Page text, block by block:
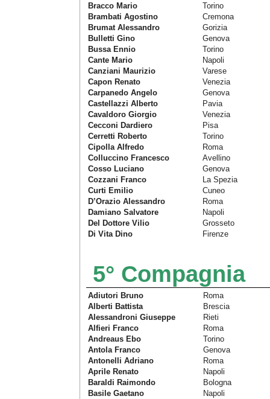
Bracco Mario
Torino
Brambati Agostino
Cremona
Brumat Alessandro
Gorizia
Bulletti Gino
Genova
Bussa Ennio
Torino
Cante Mario
Napoli
Canziani Maurizio
Varese
Capon Renato
Venezia
Carpanedo Angelo
Genova
Castellazzi Alberto
Pavia
Cavaldoro Giorgio
Venezia
Cecconi Dardiero
Pisa
Cerretti Roberto
Torino
Cipolla Alfredo
Roma
Colluccino Francesco
Avellino
Cosso Luciano
Genova
Cozzani Franco
La Spezia
Curti Emilio
Cuneo
D’Orazio Alessandro
Roma
Damiano Salvatore
Napoli
Del Dottore Vilio
Grosseto
Di Vita Dino
Firenze
5° Compagnia
Adiutori Bruno
Roma
Alberti Battista
Brescia
Alessandroni Giuseppe
Rieti
Alfieri Franco
Roma
Andreaus Ebo
Torino
Antola Franco
Genova
Antonelli Adriano
Roma
Aprile Renato
Napoli
Baraldi Raimondo
Bologna
Basile Gaetano
Napoli